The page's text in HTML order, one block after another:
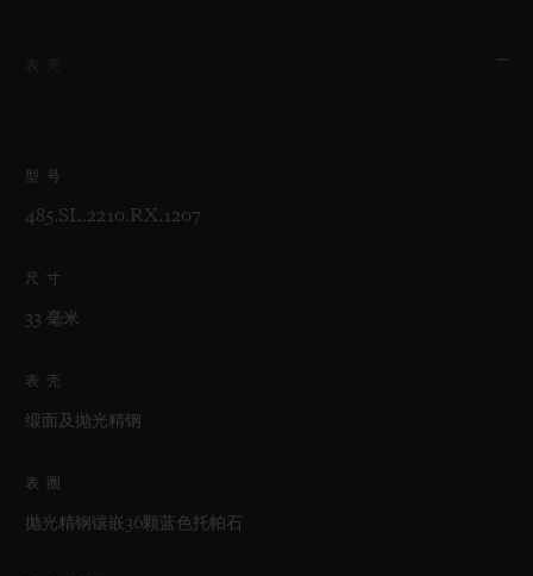
型号
485.SL.2210.RX.1207
尺寸
33 毫米
表壳
缎面及抛光精钢
表圈
抛光精钢镶嵌36颗蓝色托帕石